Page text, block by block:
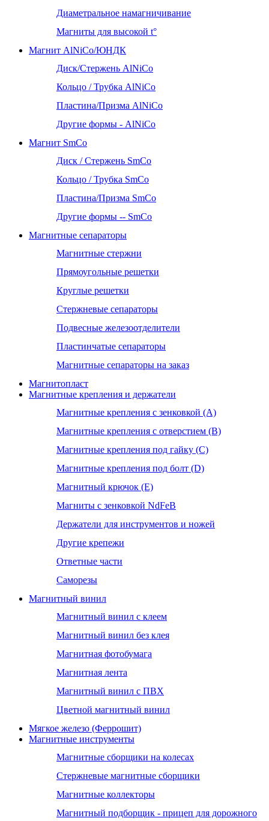
Диаметральное намагничивание
Магниты для высокой t°
Магнит AlNiCo/ЮНДК
Диск/Стержень AlNiCo
Кольцо / Трубка AlNiCo
Пластина/Призма AlNiCo
Другие формы - AlNiCo
Магнит SmCo
Диск / Стержень SmCo
Кольцо / Трубка SmCo
Пластина/Призма SmCo
Другие формы -- SmCo
Магнитные сепараторы
Магнитные стержни
Прямоугольные решетки
Круглые решетки
Стержневые сепараторы
Подвесные железоотделители
Пластинчатые сепараторы
Магнитные сепараторы на заказ
Магнитопласт
Магнитные крепления и держатели
Магнитные крепления с зенковкой (А)
Магнитные крепления с отверстием (В)
Магнитные крепления под гайку (С)
Магнитные крепления под болт (D)
Магнитный крючок (Е)
Магниты с зенковкой NdFeB
Держатели для инструментов и ножей
Другие крепежи
Ответные части
Саморезы
Магнитный винил
Магнитный винил с клеем
Магнитный винил без клея
Магнитная фотобумага
Магнитная лента
Магнитный винил с ПВХ
Цветной магнитный винил
Мягкое железо (Феррошит)
Магнитные инструменты
Магнитные сборщики на колесах
Стержневые магнитные сборщики
Магнитные коллекторы
Магнитный подборщик - прицеп для дорожного